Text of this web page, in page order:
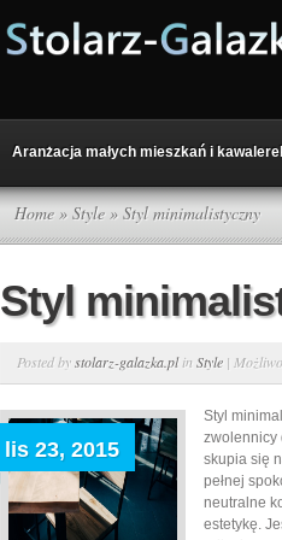
Aranżacja małych mieszkań i
Home » Style » Styl minimalistyczny
Styl
Posted bystolarz-galazka.plin Style |
lis 23, 2015
Styl
zwolennicy
skupia się
pełnej
neutralne
estetykę.